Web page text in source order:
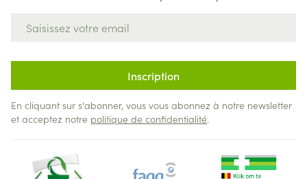
Inscription
En cliquant sur s'abonner, vous vous abonnez à notre newsletter
et acceptez notre politique de confidentialité.